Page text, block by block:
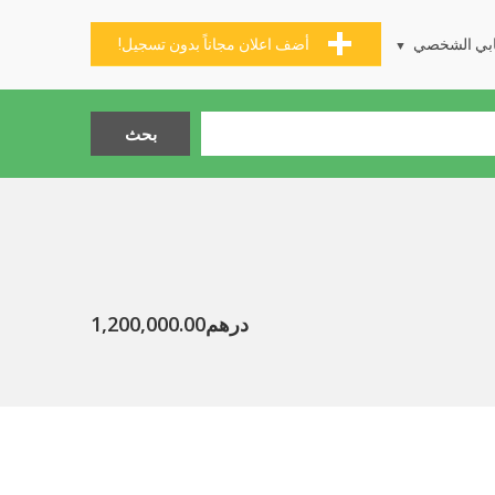
أضف اعلان مجاناً بدون تسجيل! الشخصي
درهم1,200,000.00